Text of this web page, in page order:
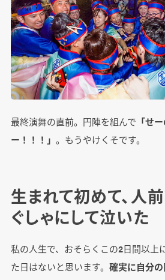
最終演舞の直前。円陣を組んで 「せ
ー！！！」 。もうやけくそです。
生まれて初めて、人
ぐしゃにして泣いた
私の人生で、おそらくこの2日間以上
た日はないと思います。 確実に自分の